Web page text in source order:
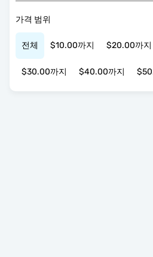
가격 범위
전체 $10.00까지 $20.00까지
$30.00까지 $40.00까지